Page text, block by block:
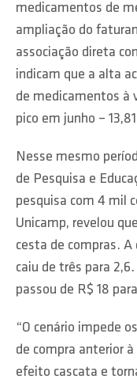
medicamentos de
ampliação do
associação direta
indicam que a alta
de medicamentos à
pico em junho –
Nesse mesmo
de Pesquisa e
pesquisa com 4 mil
Unicamp, revelou
cesta de compras.
caiu de três para
passou de R$ 18
“O cenário impede
de compra anterior
efeito cascata e